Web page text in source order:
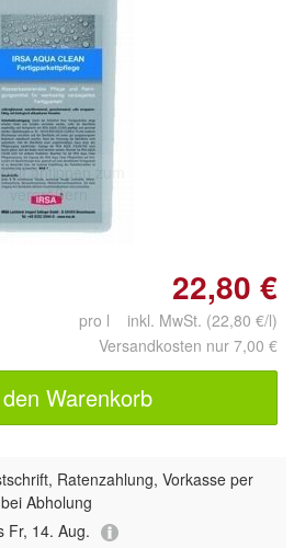
antippen zum
vergrößern
22,80 €
pro l inkl. MwSt. (22,80 €/l)
Versandkosten nur 7,00 €
Warenkorb
Ratenzahlung, Vorkasse per
Abholung
Fr, 14. Aug.